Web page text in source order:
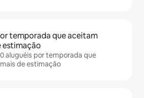
temporada que aceitam
estimação
aluguéis por temporada que
de estimação